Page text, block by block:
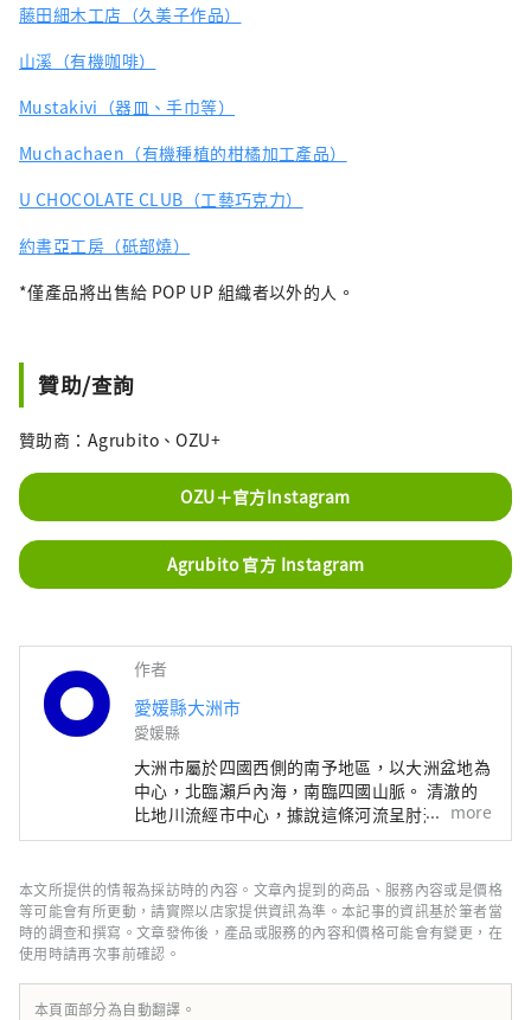
藤田細木工店（久美子作品）
山溪（有機咖啡）
Mustakivi（器皿、手巾等）
Muchachaen（有機種植的柑橘加工產品）
U CHOCOLATE CLUB（工藝巧克力）
約書亞工房（砥部燒）
*僅產品將出售給 POP UP 組織者以外的人。
贊助/查詢
贊助商：Agrubito、OZU+
OZU＋官方Instagram
Agrubito 官方 Instagram
作者
愛媛縣大洲市
愛媛縣
大洲市屬於四國西側的南予地區，以大洲盆地為
中心，北臨瀨戶內海，南臨四國山脈。 清澈的
比地川流經市中心，據說這條河流呈肘形，因此
而得名，它繞著城市循環，為自然、歷史、文化
畔仍保留洲城週邊繁榮城下町的遺跡。
more
本文所提供的情報為採訪時的內容。文章內提到的商品、服務內容或是價格
等可能會有所更動，請實際以店家提供資訊為準。本記事的資訊基於筆者當
時的調查和撰寫。文章發佈後，產品或服務的內容和價格可能會有變更，在
使用時請再次事前確認。
本頁面部分為自動翻譯。